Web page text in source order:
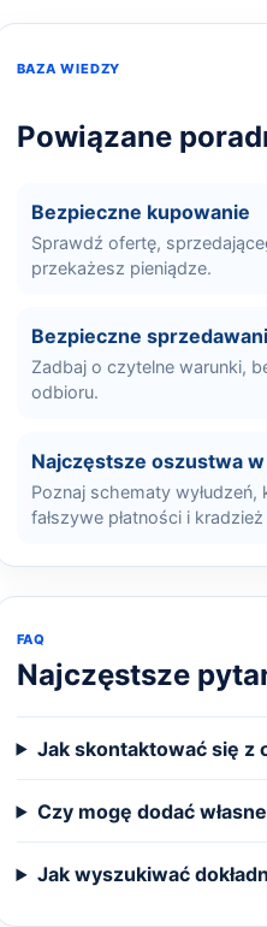
BAZA WIEDZY
Powiązane
Bezpieczne kupowanie
Sprawdź ofertę,
przekażesz pieniądze.
Bezpieczne
Zadbaj o czytelne warunki,
odbioru.
Najczęstsze oszustwa w
Poznaj schematy
fałszywe płatności i
FAQ
Najczęstsze
Jak skontaktować się z
Czy mogę dodać
Jak wyszukiwać